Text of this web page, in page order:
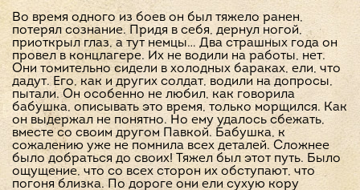
Во время одного из боев он был тяжело ранен,
потерял сознание. Придя в себя, дернул ногой,
приоткрыл глаз, а тут немцы… Два страшных года он
провел в концлагере. Их не водили на работы, нет.
Они томительно сидели в холодных бараках, ели, что
дадут. Его, как и других солдат, водили на допросы,
пытали. Он особенно не любил, как говорила
бабушка, описывать это время, только морщился. Как
он выдержал не понятно. Но ему удалось сбежать,
вместе со своим другом Павкой. Бабушка, к
сожалению уже не помнила всех деталей. Сложнее
было добраться до своих! Тяжел был этот путь. Было
ощущение, что со всех сторон их обступают, что
погоня близка. По дороге они ели сухую кору